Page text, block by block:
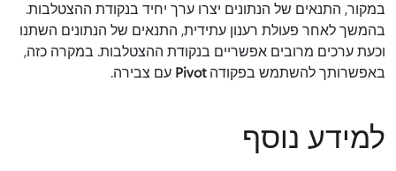
במקור, התנאים של הנתונים יצרו ערך יחיד בנקודת ההצטלבות.
בהמשך לאחר פעולת רענון עתידית, התנאים של הנתונים השתנו
וכעת ערכים מרובים אפשריים בנקודת ההצטלבות. במקרה כזה,
באפשרותך להשתמש בפקודהPivot עם צבירה.
למידע נוסף